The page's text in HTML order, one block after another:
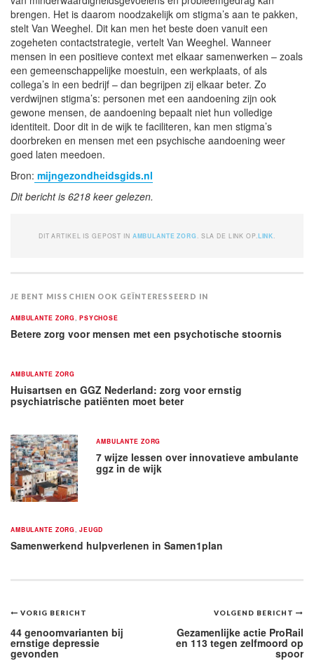
brengen. Het is daarom noodzakelijk om stigma’s aan te pakken,
stelt Van Weeghel. Dit kan men het beste doen vanuit een
zogeheten contactstrategie, vertelt Van Weeghel. Wanneer
mensen in een positieve context met elkaar samenwerken – zoals
een gemeenschappelijke moestuin, een werkplaats, of als
collega’s in een bedrijf – dan begrijpen zij elkaar beter. Zo
verdwijnen stigma’s: personen met een aandoening zijn ook
gewone mensen, de aandoening bepaalt niet hun volledige
identiteit. Door dit in de wijk te faciliteren, kan men stigma’s
doorbreken en mensen met een psychische aandoening weer
goed laten meedoen.
Bron: mijngezondheidsgids.nl
Dit bericht is 6218 keer gelezen.
DIT ARTIKEL IS GEPOST IN AMBULANTE ZORG . SLA DE LINK OP. LINK
JE BENT MISSCHIEN OOK GEÏNTERESSEERD IN
AMBULANTE ZORG PSYCHOSE
Betere zorg voor mensen met een psychotische stoornis
AMBULANTE ZORG
Huisartsen en GGZ Nederland: zorg voor ernstig
psychiatrische patiënten moet beter
AMBULANTE ZORG
7 wijze lessen over innovatieve ambulante
ggz in de wijk
AMBULANTE ZORG JEUGD
Samenwerkend hulpverlenen in Samen1plan
Bericht
navigatie
VOLGEND BERICHT
Gezamenlijke actie ProRail
en 113 tegen zelfmoord op
spoor
VORIG BERICHT
44 genoomvarianten bij
ernstige depressie
gevonden